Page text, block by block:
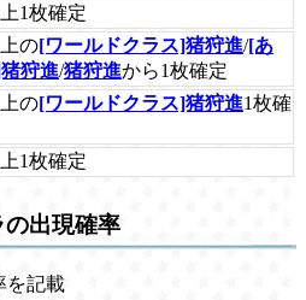
上1枚確定
上の[ワールドクラス]猪狩進/[あ
狩進/猪狩進から1枚確定
上の[ワールドクラス]猪狩進1枚確
上1枚確定
の出現確率
を記載